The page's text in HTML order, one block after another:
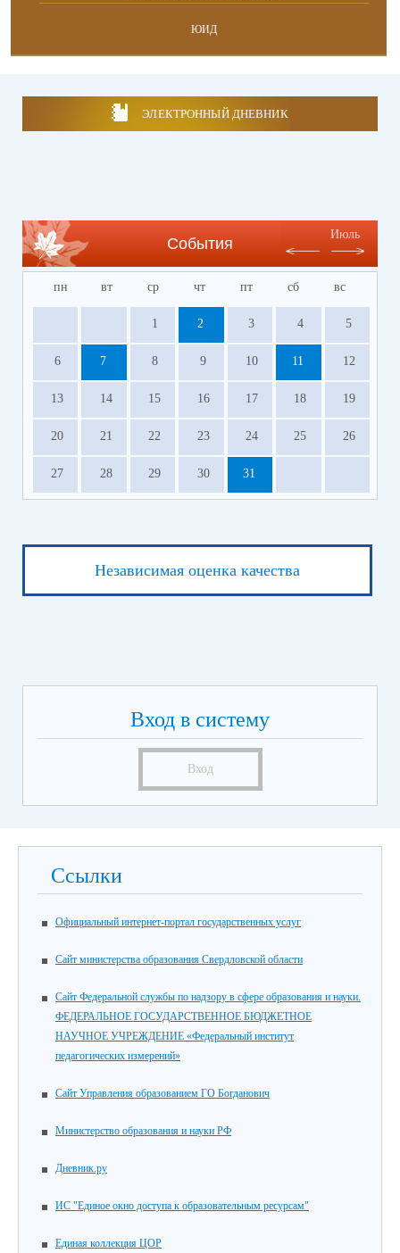
ЮИД
ЭЛЕКТРОННЫЙ ДНЕВНИК
События
Июль
пн вт ср чт пт сб вс
1 2 3 4 5
6 7 8 9 10 11 12
13 14 15 16 17 18 19
20 21 22 23 24 25 26
27 28 29 30 31
Независимая оценка качества
Вход в систему
Вход
Ссылки
Официальный интернет-портал государственных услуг
Cайт министерства образования Свердловской области
Cайт Федеральной службы по надзору в сфере образования и науки.
ФЕДЕРАЛЬНОЕ ГОСУДАРСТВЕННОЕ БЮДЖЕТНОЕ
НАУЧНОЕ УЧРЕЖДЕНИЕ «Федеральный институт
педагогических измерений»
Сайт Управления образованием ГО Богданович
Министерство образования и науки РФ
Дневник.ру
ИС "Единое окно доступа к образовательным ресурсам"
Единая коллекция ЦОР